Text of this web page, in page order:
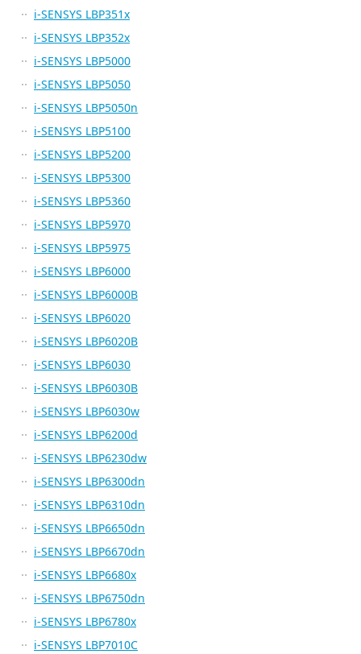
i-SENSYS LBP351x
i-SENSYS LBP352x
i-SENSYS LBP5000
i-SENSYS LBP5050
i-SENSYS LBP5050n
i-SENSYS LBP5100
i-SENSYS LBP5200
i-SENSYS LBP5300
i-SENSYS LBP5360
i-SENSYS LBP5970
i-SENSYS LBP5975
i-SENSYS LBP6000
i-SENSYS LBP6000B
i-SENSYS LBP6020
i-SENSYS LBP6020B
i-SENSYS LBP6030
i-SENSYS LBP6030B
i-SENSYS LBP6030w
i-SENSYS LBP6200d
i-SENSYS LBP6230dw
i-SENSYS LBP6300dn
i-SENSYS LBP6310dn
i-SENSYS LBP6650dn
i-SENSYS LBP6670dn
i-SENSYS LBP6680x
i-SENSYS LBP6750dn
i-SENSYS LBP6780x
i-SENSYS LBP7010C